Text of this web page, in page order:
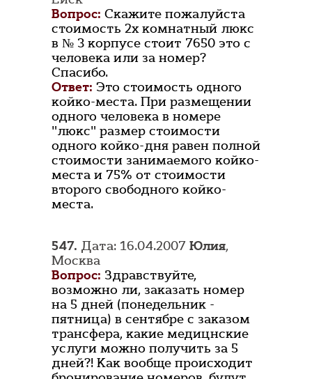
Вопрос: Скажите пожалуйста
стоимость 2х комнатный люкс
в № 3 корпусе стоит 7650 это с
человека или за номер?
Спасибо.
Ответ: Это стоимость одного
койко-места. При размещении
одного человека в номере
"люкс" размер стоимости
одного койко-дня равен полной
стоимости занимаемого койко-
места и 75% от стоимости
второго свободного койко-
места.
547. Дата: 16.04.2007 Юлия,
Москва
Вопрос: Здравствуйте,
возможно ли, заказать номер
на 5 дней (понедельник -
пятница) в сентябре с заказом
трансфера, какие медицнские
услуги можно получить за 5
дней?! Как вообще происходит